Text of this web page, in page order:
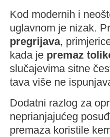
Kod modernih i
uglavnom je nizak.
pregrijava,
kada je premaz
slučajevima sitne
tava više ne
Dodatni razlog za
neprianjajućeg
premaza koristile